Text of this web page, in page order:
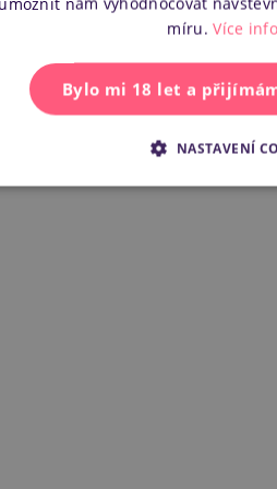
míru. Více
Bylo mi 18 let a
NASTAVENÍ